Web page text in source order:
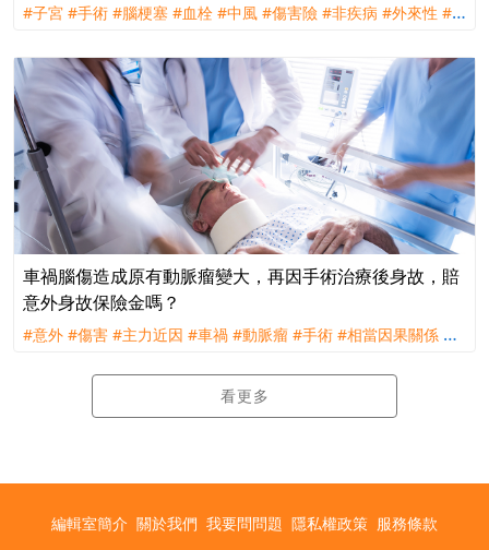
#子宮 #手術 #腦梗塞 #血栓 #中風 #傷害險 #非疾病 #外來性 #
車禍腦傷造成原有動脈瘤變大，再因手術治療後身故，賠
意外身故保險金嗎？
#意外 #傷害 #主力近因 #車禍 #動脈瘤 #手術 #相當因果關係 #
看更多
編輯室簡介 關於我們 我要問問題 隱私權政策 服務條款